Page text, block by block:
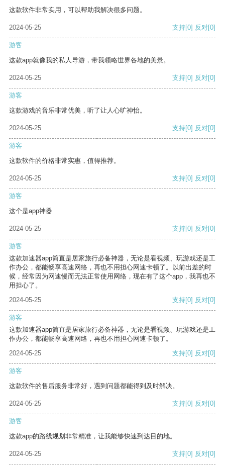
这款软件非常实用，可以帮助我解决很多问题。
2024-05-25 支持[0] 反对[0]
游客
这款app就像我的私人导游，带我领略世界各地的美景。
2024-05-25 支持[0] 反对[0]
游客
这款游戏的音乐非常优美，听了让人心旷神怡。
2024-05-25 支持[0] 反对[0]
游客
这款软件的价格非常实惠，值得推荐。
2024-05-25 支持[0] 反对[0]
游客
这个是app神器
2024-05-25 支持[0] 反对[0]
游客
这款加速器app简直是居家旅行必备神器，无论是看视频、玩游戏还是工
作办公，都能畅享高速网络，再也不用担心网速卡顿了。以前出差的时
候，经常因为网速慢而无法正常使用网络，现在有了这个app，我再也不
用担心了。
2024-05-25
支持[0] 反对[0]
游客
这款加速器app简直是居家旅行必备神器，无论是看视频、玩游戏还是工
作办公，都能畅享高速网络，再也不用担心网速卡顿了。
2024-05-25
支持[0] 反对[0]
游客
这款软件的售后服务非常好，遇到问题都能得到及时解决。
2024-05-25 支持[0] 反对[0]
游客
这款app的路线规划非常精准，让我能够快速到达目的地。
2024-05-25 支持[0] 反对[0]